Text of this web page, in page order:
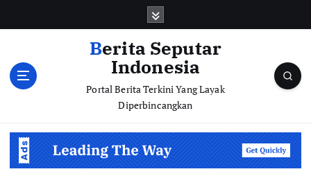
Berita Seputar
Indonesia
Portal Berita Terkini Yang Layak
Diperbincangkan